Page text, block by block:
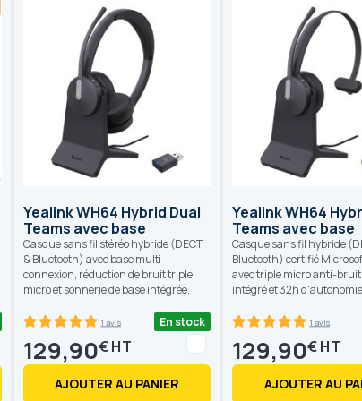
Yealink WH64 Hybrid Dual
Teams avec base
Casque sans fil stéréo hybride (DECT
& Bluetooth) avec base multi-
connexion, réduction de bruit triple
micro et sonnerie de base intégrée.
1 avis En stock
129,90€
AJOUTER AU PANIER
Yealink WH64
Teams avec base
Casque sans fil hybride
Bluetooth) certifié
avec triple micro anti-
intégré et 32h
1 avis
129,90€
AJOUTER AU